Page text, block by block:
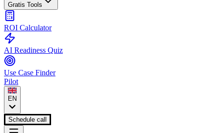
Gratis Tools
ROI Calculator
AI Readiness Quiz
Use Case Finder
Pilot
EN
Schedule call